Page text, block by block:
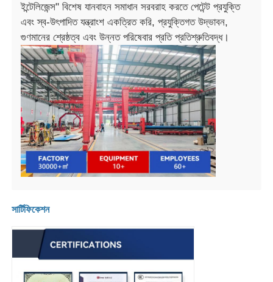
ইন্টেলিজেন্স" বিশেষ যানবাহন সমাধান সরবরাহ করতে পেটেন্ট প্রযুক্তি
এবং স্ব-উৎপাদিত যন্ত্রাংশ একত্রিত করি, প্রযুক্তিগত উদ্ভাবন,
গুণমানের শ্রেষ্ঠত্ব এবং উন্নত পরিষেবার প্রতি প্রতিশ্রুতিবদ্ধ।
সার্টিফিকেশন